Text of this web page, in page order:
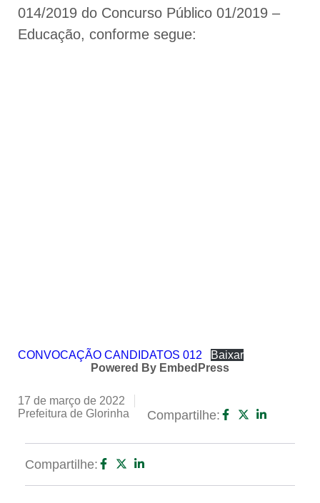
014/2019 do Concurso Público 01/2019 –
Educação, conforme segue:
Powered By EmbedPress
CONVOCAÇÃO CANDIDATOS 012 Baixar
17 de março de 2022
Prefeitura de Glorinha
Compartilhe:
Compartilhe: